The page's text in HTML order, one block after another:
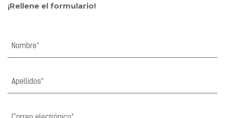
¡Rellene el formulario!
Nome
Nome
Email